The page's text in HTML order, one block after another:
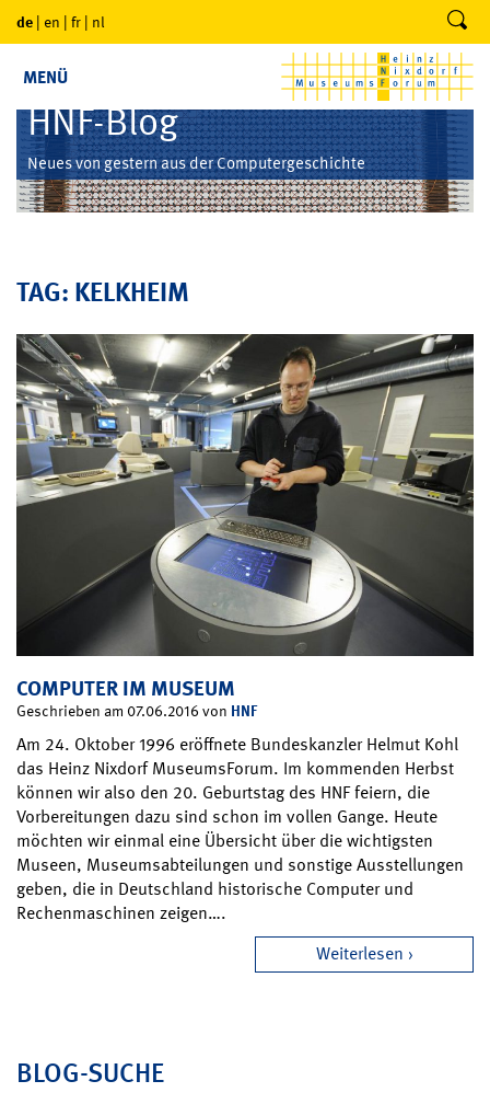
de | en | fr | nl
MENÜ
HNF-Blog
Neues von gestern aus der Computergeschichte
TAG: KELKHEIM
COMPUTER IM MUSEUM
Geschrieben am 07.06.2016 von HNF
Am 24. Oktober 1996 eröffnete Bundeskanzler Helmut Kohl
das Heinz Nixdorf MuseumsForum. Im kommenden Herbst
können wir also den 20. Geburtstag des HNF feiern, die
Vorbereitungen dazu sind schon im vollen Gange. Heute
möchten wir einmal eine Übersicht über die wichtigsten
Museen, Museumsabteilungen und sonstige Ausstellungen
geben, die in Deutschland historische Computer und
Rechenmaschinen zeigen….
Weiterlesen
BLOG-SUCHE